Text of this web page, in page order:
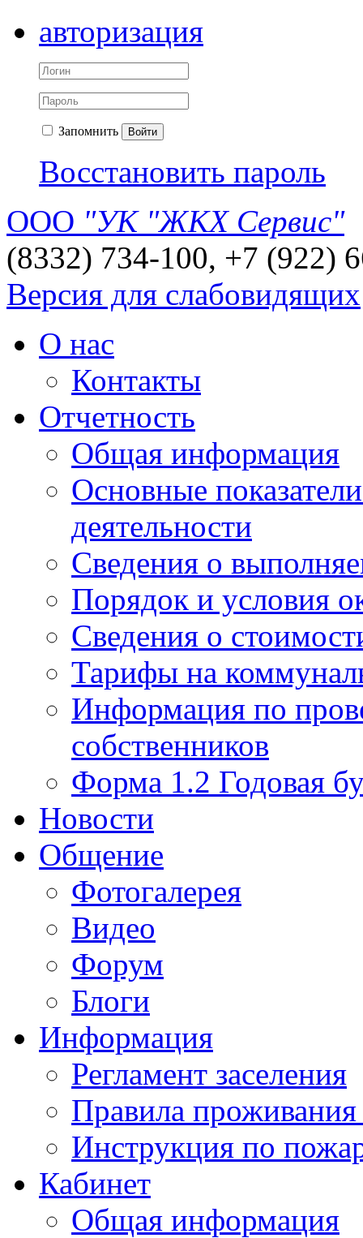
авторизация
Запомнить Войти
Восстановить пароль
ООО "УК "ЖКХ Сервис"
(8332) 734-100, +7 (922)
Версия для слабовидящих
О нас
Контакты
Отчетность
Общая информация
Основные
деятельности
Сведения о
Порядок и условия
Сведения о
Тарифы на
Информация по
собственников
Форма 1.2 Годовая
Новости
Общение
Фотогалерея
Видео
Форум
Блоги
Информация
Регламент заселения
Правила
Инструкция по
Кабинет
Общая информация